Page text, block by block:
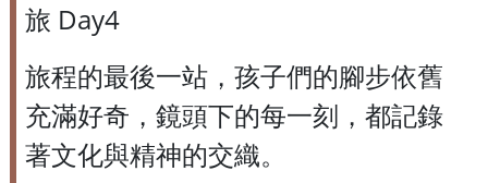
旅 Day4
旅程的最後一站，孩子們的腳步依舊
充滿好奇，鏡頭下的每一刻，都記錄
著文化與精神的交織。